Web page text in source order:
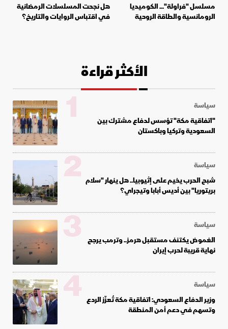
مسلسل "فراولة"... الكوميديا
الرومانسية والطاقة الروحية
هل نجحت المسلسلات الرمضانية
في اقتباس الروايات والتاريخ؟
الأكثر قراءة
سياسة
"اتفاقية مكة" تؤسس لدفاع مشترك بين
السعودية وتركيا وباكستان
1
سياسة
شبح الحرب يخيم على إثيوبيا.. هل ينهار "سلام
بريتوريا" بين أديس أبابا وتيجراي؟
2
سياسة
الغموض يكتنف مستقبل هرمز.. وترمب يرجح
نهاية قريبة لحرب إيران
3
سياسة
وزير الدفاع السعودي: اتفاقية مكة تُعزّز الردع
وتسهم في دعم أمن المنطقة
4